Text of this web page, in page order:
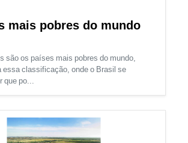
mais pobres do mundo
são os países mais pobres do mundo,
essa classificação, onde o Brasil se
que po...